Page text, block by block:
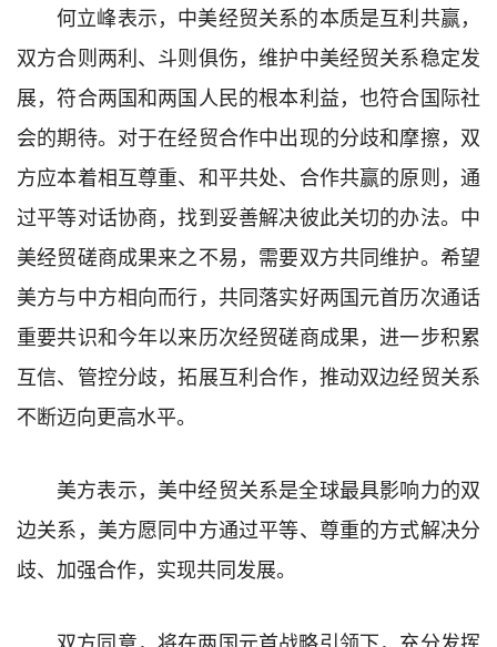
何立峰表示，中美经贸关系的本质是互利共赢，
双方合则两利、斗则俱伤，维护中美经贸关系稳定发
展，符合两国和两国人民的根本利益，也符合国际社
会的期待。对于在经贸合作中出现的分歧和摩擦，双
方应本着相互尊重、和平共处、合作共赢的原则，通
过平等对话协商，找到妥善解决彼此关切的办法。中
美经贸磋商成果来之不易，需要双方共同维护。希望
美方与中方相向而行，共同落实好两国元首历次通话
重要共识和今年以来历次经贸磋商成果，进一步积累
互信、管控分歧，拓展互利合作，推动双边经贸关系
不断迈向更高水平。
美方表示，美中经贸关系是全球最具影响力的双
边关系，美方愿同中方通过平等、尊重的方式解决分
歧、加强合作，实现共同发展。
双方同意，将在两国元首战略引领下，充分发挥